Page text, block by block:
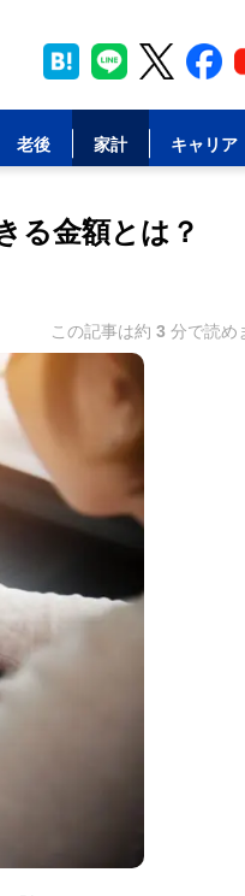
老後 家計 キャリア
る金額とは？
この記事は約 3 分で読め